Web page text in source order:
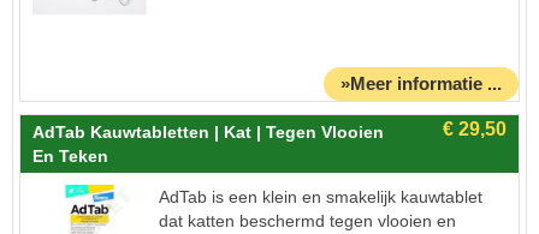
»Meer informatie ...
AdTab Kauwtabletten | Kat | Tegen Vlooien
En Teken
AdTab is een klein en smakelijk kauwtablet
dat katten beschermd tegen vlooien en